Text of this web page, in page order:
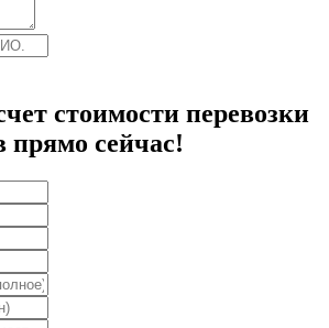
стоимости перевозки
прямо сейчас!